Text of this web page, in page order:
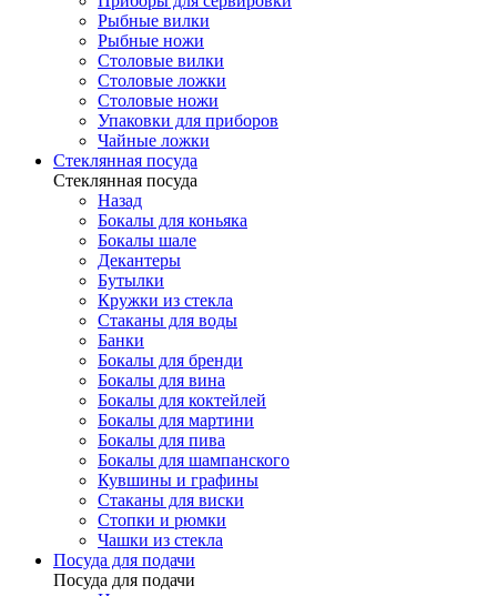
Рыбные вилки
Рыбные ножи
Столовые вилки
Столовые ложки
Столовые ножи
Упаковки для приборов
Чайные ложки
Стеклянная посуда
Стеклянная посуда
Назад
Бокалы для коньяка
Бокалы шале
Декантеры
Бутылки
Кружки из стекла
Стаканы для воды
Банки
Бокалы для бренди
Бокалы для вина
Бокалы для коктейлей
Бокалы для мартини
Бокалы для пива
Бокалы для шампанского
Кувшины и графины
Стаканы для виски
Стопки и рюмки
Чашки из стекла
Посуда для подачи
Посуда для подачи